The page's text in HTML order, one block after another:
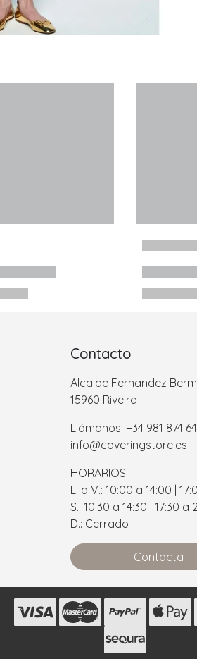
Contacto
Alcalde Fernandez
15960 Riveira
Llámanos: +34 981 874
info@coveringstore.es
HORARIOS:
L. a V.: 10:00 a 14:00 |
S.: 10:30 a 14:30 | 17:30 a
D.: Cerrado
Contacta